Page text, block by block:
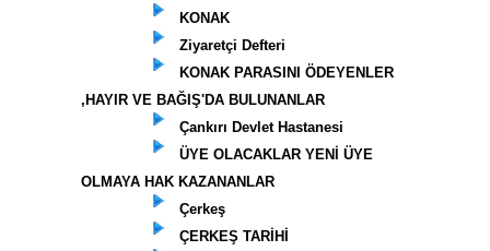
KONAK
Ziyaretçi Defteri
KONAK PARASINI ÖDEYENLER
,HAYIR VE BAĞIŞ'DA BULUNANLAR
Çankırı Devlet Hastanesi
ÜYE OLACAKLAR YENİ ÜYE
OLMAYA HAK KAZANANLAR
Çerkeş
ÇERKEŞ TARİHİ